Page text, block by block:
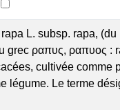
L. subsp. rapa,
grec ραπυς, ραπυος :
cultivée comme
légume. Le terme